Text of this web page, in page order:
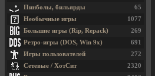
65
Пинболы, бильярды
1077
Необычные игры
269
Большие игры (Rip, Repack)
691
Ретро-игры (DOS, Win 9x)
272
Игры пользователей
2320
Сетевые / ХотСит